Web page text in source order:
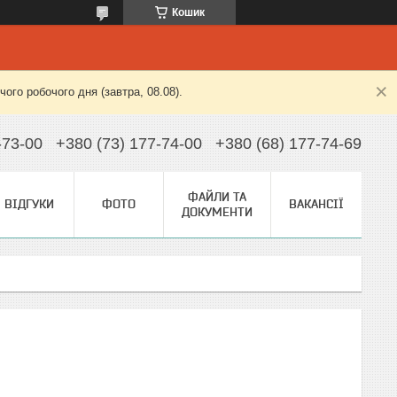
Кошик
робочого дня (завтра, 08.08).
00 +380 (73) 177-74-00 +380 (68) 177-74-69
ВІДГУКИ ФОТО
ФАЙЛИ ТА
ДОКУМЕНТИ
ВАКАНСІЇ